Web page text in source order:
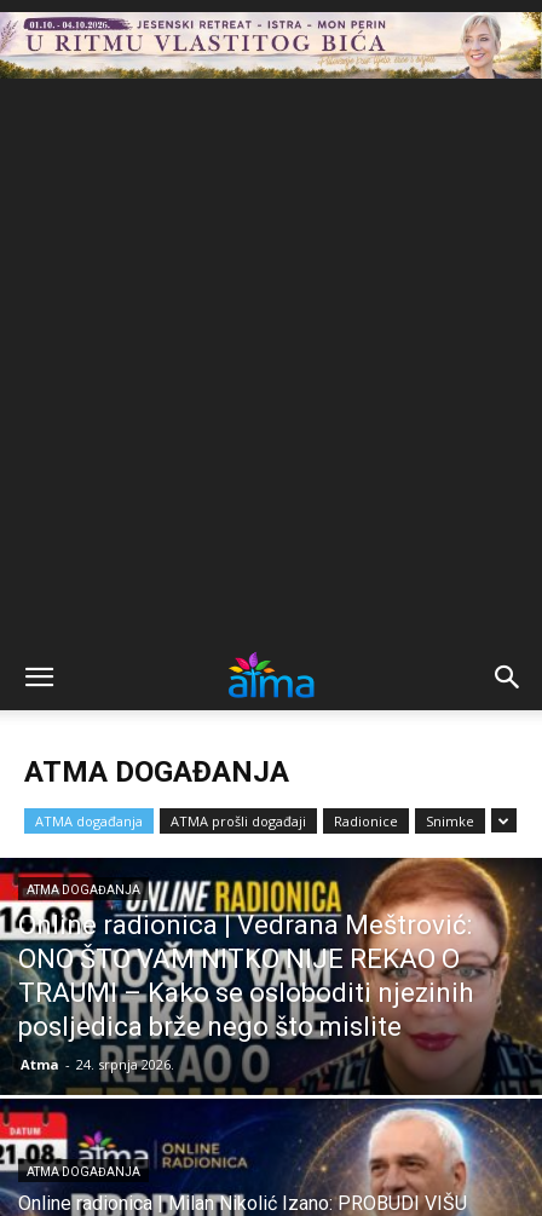
ATMA DOGAĐANJA
ATMA događanja ATMA prošli događaji Radionice Snimke
ATMA DOGAĐANJA
Online radionica | Vedrana Meštrović:
ONO ŠTO VAM NITKO NIJE REKAO O
TRAUMI – Kako se osloboditi njezinih
posljedica brže nego što mislite
Atma - 24. srpnja 2026.
ATMA DOGAĐANJA
Online radionica | Milan Nikolić Izano: PROBUDI VIŠU